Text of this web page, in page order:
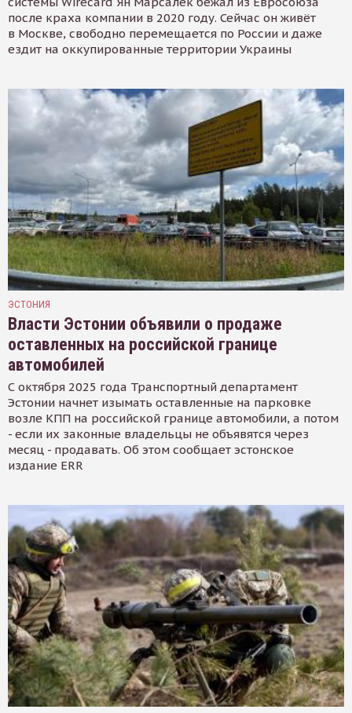
после краха компании в 2020 году. Сейчас он живёт
в Москве, свободно перемещается по России и даже
ездит на оккупированные территории Украины
ЭСТОНИЯ
Власти Эстонии объявили о продаже
оставленных на российской границе
автомобилей
С октября 2025 года Транспортный департамент
Эстонии начнет изымать оставленные на парковке
возле КПП на российской границе автомобили, а потом
- если их законные владельцы не объявятся через
месяц - продавать. Об этом сообщает эстонское
издание ERR